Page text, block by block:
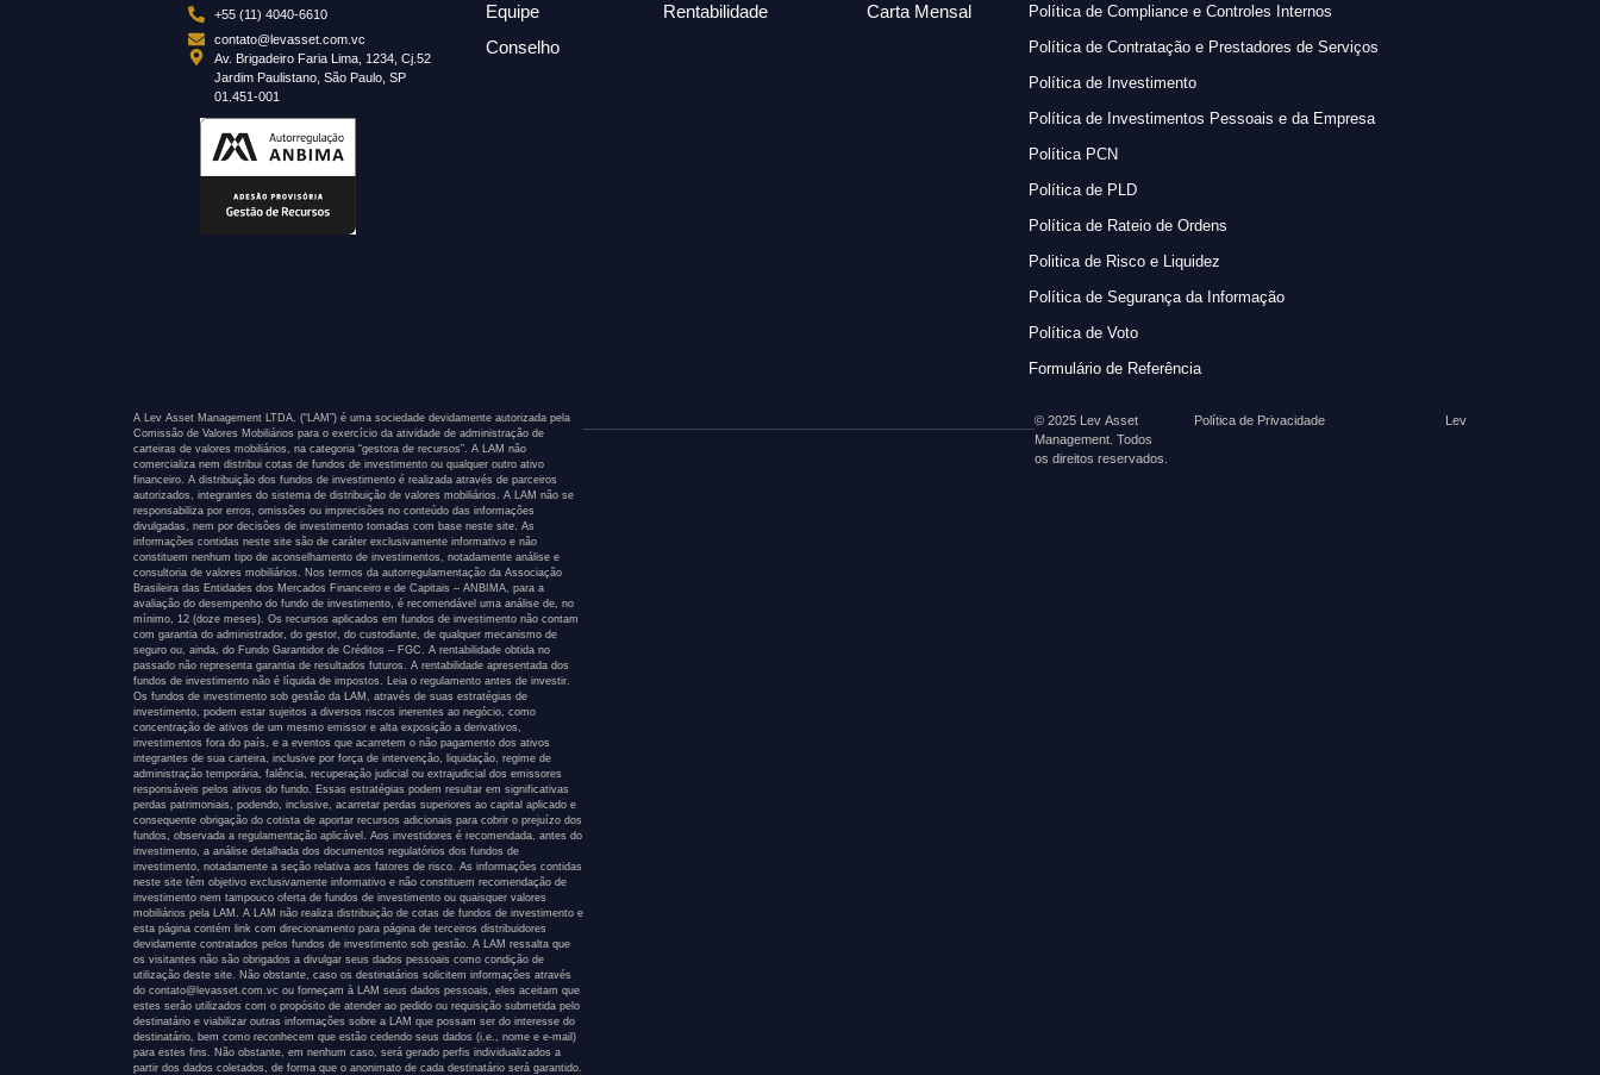
+55 (11) 4040-6610
contato@levasset.com.vc
Av. Brigadeiro Faria Lima, 1234, Cj.52
Jardim Paulistano, São Paulo, SP
01.451-001
Equipe
Conselho
Rentabilidade
Carta Mensal
Política de Compliance e Controles Internos
Política de Contratação e Prestadores de Serviços
Política de Investimento
Política de Investimentos Pessoais e da Empresa
Política PCN
Política de PLD
Política de Rateio de Ordens
Politica de Risco e Liquidez
Política de Segurança da Informação
Política de Voto
Formulário de Referência
A Lev Asset Management LTDA. (“LAM”) é uma sociedade devidamente autorizada pela
Comissão de Valores Mobiliários para o exercício da atividade de administração de
carteiras de valores mobiliários, na categoria “gestora de recursos”. A LAM não
comercializa nem distribui cotas de fundos de investimento ou qualquer outro ativo
financeiro. A distribuição dos fundos de investimento é realizada através de parceiros
autorizados, integrantes do sistema de distribuição de valores mobiliários. A LAM não se
responsabiliza por erros, omissões ou imprecisões no conteúdo das informações
divulgadas, nem por decisões de investimento tomadas com base neste site. As
informações contidas neste site são de caráter exclusivamente informativo e não
constituem nenhum tipo de aconselhamento de investimentos, notadamente análise e
consultoria de valores mobiliários. Nos termos da autorregulamentação da Associação
Brasileira das Entidades dos Mercados Financeiro e de Capitais – ANBIMA, para a
avaliação do desempenho do fundo de investimento, é recomendável uma análise de, no
mínimo, 12 (doze meses). Os recursos aplicados em fundos de investimento não contam
com garantia do administrador, do gestor, do custodiante, de qualquer mecanismo de
seguro ou, ainda, do Fundo Garantidor de Créditos – FGC. A rentabilidade obtida no
passado não representa garantia de resultados futuros. A rentabilidade apresentada dos
fundos de investimento não é líquida de impostos. Leia o regulamento antes de investir.
Os fundos de investimento sob gestão da LAM, através de suas estratégias de
investimento, podem estar sujeitos a diversos riscos inerentes ao negócio, como
concentração de ativos de um mesmo emissor e alta exposição a derivativos,
investimentos fora do país, e a eventos que acarretem o não pagamento dos ativos
integrantes de sua carteira, inclusive por força de intervenção, liquidação, regime de
administração temporária, falência, recuperação judicial ou extrajudicial dos emissores
responsáveis pelos ativos do fundo. Essas estratégias podem resultar em significativas
perdas patrimoniais, podendo, inclusive, acarretar perdas superiores ao capital aplicado e
consequente obrigação do cotista de aportar recursos adicionais para cobrir o prejuízo dos
fundos, observada a regulamentação aplicável. Aos investidores é recomendada, antes do
investimento, a análise detalhada dos documentos regulatórios dos fundos de
investimento, notadamente a seção relativa aos fatores de risco. As informações contidas
neste site têm objetivo exclusivamente informativo e não constituem recomendação de
investimento nem tampouco oferta de fundos de investimento ou quaisquer valores
mobiliários pela LAM. A LAM não realiza distribuição de cotas de fundos de investimento e
esta página contém link com direcionamento para página de terceiros distribuidores
devidamente contratados pelos fundos de investimento sob gestão. A LAM ressalta que
os visitantes não são obrigados a divulgar seus dados pessoais como condição de
utilização deste site. Não obstante, caso os destinatários solicitem informações através
do contato@levasset.com.vc ou forneçam à LAM seus dados pessoais, eles aceitam que
estes serão utilizados com o propósito de atender ao pedido ou requisição submetida pelo
destinatário e viabilizar outras informações sobre a LAM que possam ser do interesse do
destinatário, bem como reconhecem que estão cedendo seus dados (i.e., nome e e-mail)
para estes fins. Não obstante, em nenhum caso, será gerado perfis individualizados a
partir dos dados coletados, de forma que o anonimato de cada destinatário será garantido.
© 2025 Lev Asset
Management. Todos
os direitos reservados.
Política de Privacidade Lev